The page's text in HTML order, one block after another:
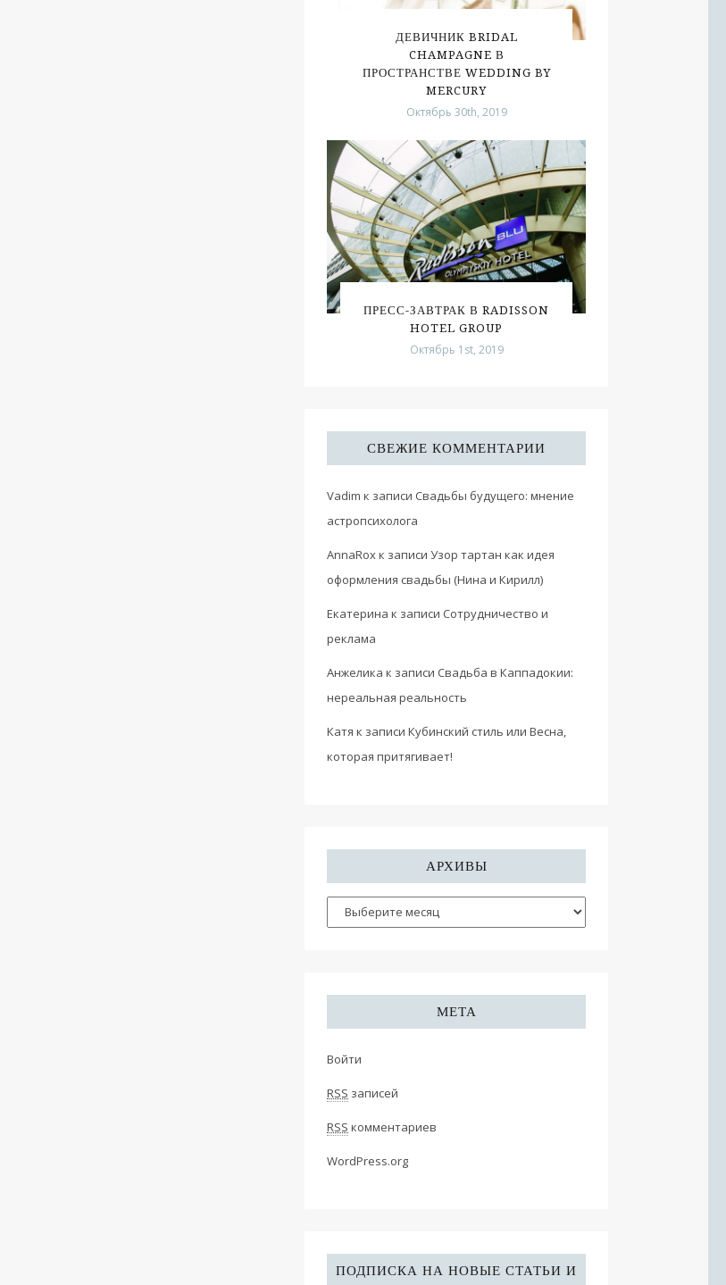
ДЕВИЧНИК BRIDAL
CHAMPAGNE В
ПРОСТРАНСТВЕ WEDDING BY
MERCURY
Октябрь 30th, 2019
ПРЕСС-ЗАВТРАК В RADISSON
HOTEL GROUP
Октябрь 1st, 2019
СВЕЖИЕ КОММЕНТАРИИ
Vadim к записи Свадьбы будущего: мнение
астропсихолога
AnnaRoxк записи Узор тартан как идея
оформления свадьбы (Нина и Кирилл)
Екатерина к записи Сотрудничество и
реклама
Анжелика к записи Свадьба в Каппадокии:
нереальная реальность
Катя к записи Кубинский стиль или Весна,
которая притягивает!
АРХИВЫ
МЕТА
Войти
RSS записей
RSS комментариев
WordPress.org
ПОДПИСКА НА НОВЫЕ СТАТЬИ И